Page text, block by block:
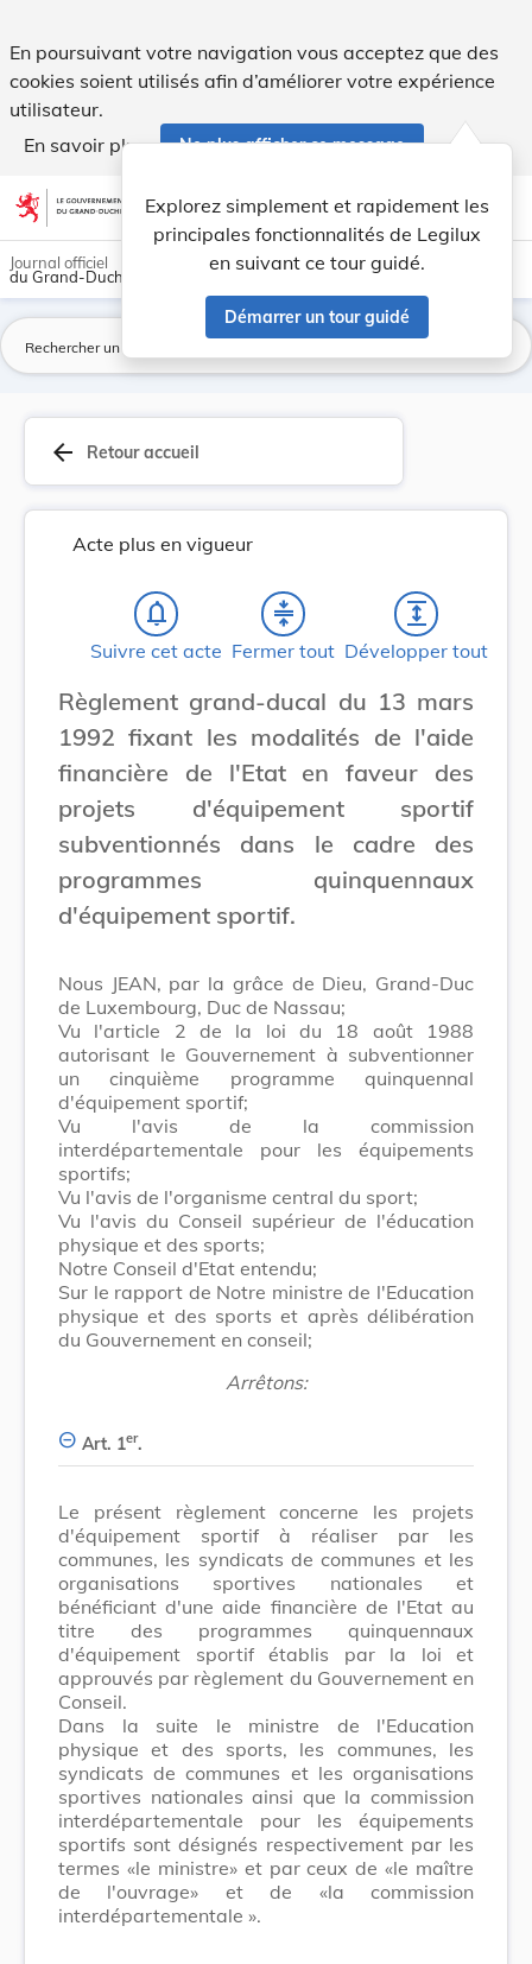
En poursuivant votre navigation vous acceptez que des
cookies soient utilisés afin d’améliorer votre expérience
utilisateur.
En savoir plus
Ne plus afficher ce message
Aller au contenu account_circle help Aide
Explorez simplement et rapidement les
principales fonctionnalités de Legilux
en suivant ce tour guidé.
Démarrer un tour guidé
light_mode dark_mode
Journal officiel
du Grand-Duché de Luxembourg
arrow_back Retour accueil
Acte plus en vigueur
notifications_none
Suivre cet acte
compress
Fermer tout
expand
Développer tout
Règlement grand-ducal du 13 mars
1992 fixant les modalités de l'aide
financière de l'Etat en faveur des
projets d'équipement sportif
subventionnés dans le cadre des
programmes quinquennaux
d'équipement sportif.
Nous JEAN, par la grâce de Dieu, Grand-Duc
de Luxembourg, Duc de Nassau;
Vu l'article 2 de la loi du 18 août 1988
autorisant le Gouvernement à subventionner
un cinquième programme quinquennal
d'équipement sportif;
Vu l'avis de la commission
interdépartementale pour les équipements
sportifs;
Vu l'avis de l'organisme central du sport;
Vu l'avis du Conseil supérieur de l'éducation
physique et des sports;
Notre Conseil d'Etat entendu;
Sur le rapport de Notre ministre de l'Education
physique et des sports et après délibération
du Gouvernement en conseil;
Arrêtons:
Art. 1er.
Le présent règlement concerne les projets
d'équipement sportif à réaliser par les
communes, les syndicats de communes et les
organisations sportives nationales et
bénéficiant d'une aide financière de l'Etat au
titre des programmes quinquennaux
d'équipement sportif établis par la loi et
approuvés par règlement du Gouvernement en
Conseil.
Dans la suite le ministre de l'Education
physique et des sports, les communes, les
syndicats de communes et les organisations
sportives nationales ainsi que la commission
interdépartementale pour les équipements
sportifs sont désignés respectivement par les
termes «le ministre» et par ceux de «le maître
de l'ouvrage» et de «la commission
interdépartementale ».